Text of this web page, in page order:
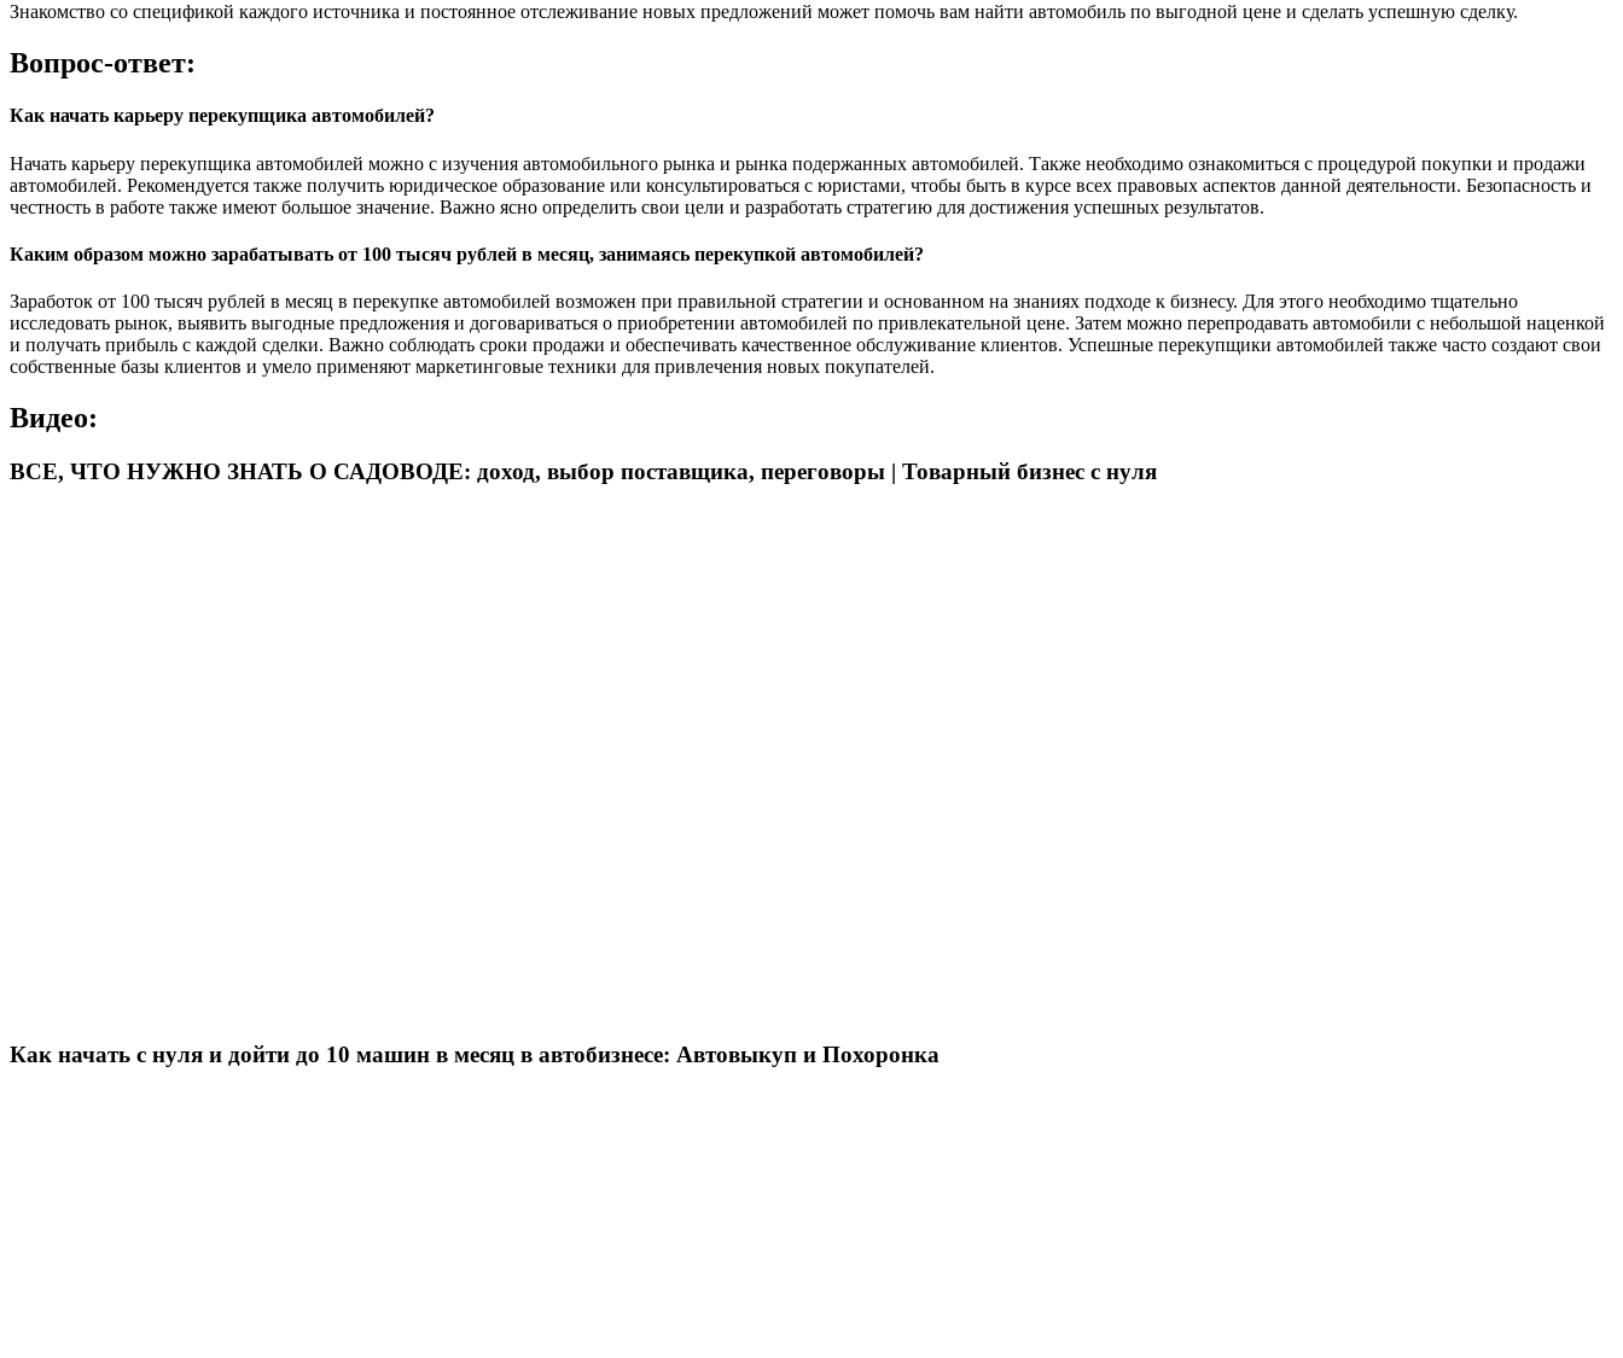
Знакомство со спецификой каждого источника и постоянное отслеживание новых предложений может помочь вам найти автомобиль по выгодной цене и сделать успешную сделку.
Вопрос-ответ:
Как начать карьеру перекупщика автомобилей?
Начать карьеру перекупщика автомобилей можно с изучения автомобильного рынка и рынка подержанных автомобилей. Также необходимо ознакомиться с процедурой покупки и продажи
автомобилей. Рекомендуется также получить юридическое образование или консультироваться с юристами, чтобы быть в курсе всех правовых аспектов данной деятельности. Безопасность и
честность в работе также имеют большое значение. Важно ясно определить свои цели и разработать стратегию для достижения успешных результатов.
Каким образом можно зарабатывать от 100 тысяч рублей в месяц, занимаясь перекупкой автомобилей?
Заработок от 100 тысяч рублей в месяц в перекупке автомобилей возможен при правильной стратегии и основанном на знаниях подходе к бизнесу. Для этого необходимо тщательно
исследовать рынок, выявить выгодные предложения и договариваться о приобретении автомобилей по привлекательной цене. Затем можно перепродавать автомобили с небольшой наценкой
и получать прибыль с каждой сделки. Важно соблюдать сроки продажи и обеспечивать качественное обслуживание клиентов. Успешные перекупщики автомобилей также часто создают свои
собственные базы клиентов и умело применяют маркетинговые техники для привлечения новых покупателей.
Видео:
ВСЕ, ЧТО НУЖНО ЗНАТЬ О САДОВОДЕ: доход, выбор поставщика, переговоры | Товарный бизнес с нуля
Как начать с нуля и дойти до 10 машин в месяц в автобизнесе: Автовыкуп и Похоронка